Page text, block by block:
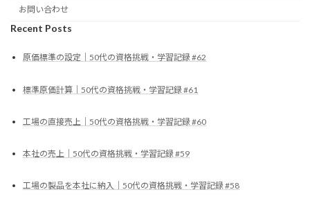
お問い合わせ
Recent Posts
原価標準の設定｜50代の資格挑戦・学習記録 #62
標準原価計算｜50代の資格挑戦・学習記録 #61
工場の直接売上｜50代の資格挑戦・学習記録 #60
本社の売上｜50代の資格挑戦・学習記録 #59
工場の製品を本社に納入｜50代の資格挑戦・学習記録 #58